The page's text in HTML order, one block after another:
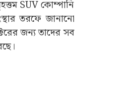
SUV কোম্পানি
তরফে জানানো
জন্য তাদের সব